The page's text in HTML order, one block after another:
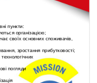
пункти:
організацією;
своїх основних споживачів,
зростання прибутковості;
погляди